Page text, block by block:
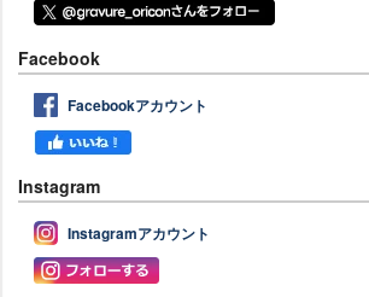
Facebook
Facebookアカウント
Instagram
Instagramアカウント